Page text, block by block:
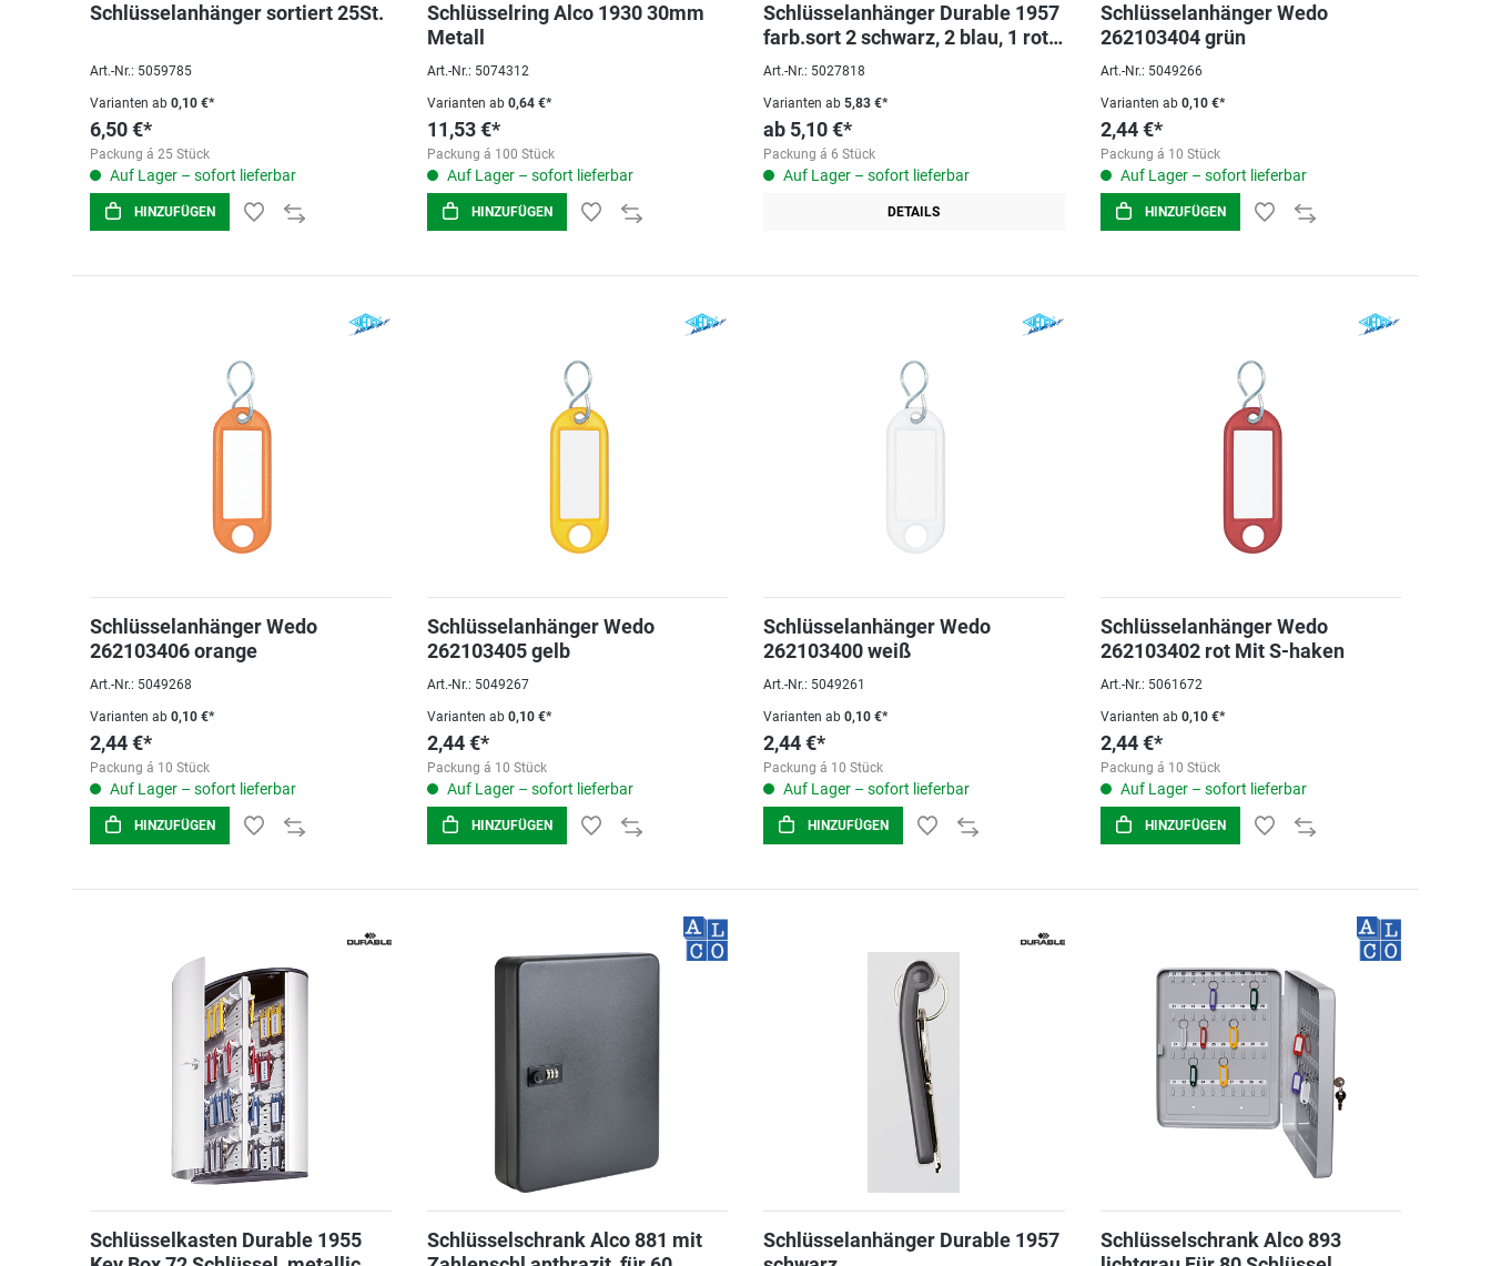
Schlüsselanhänger sortiert 25St.
Art.-Nr.: 5059785
Varianten ab 0,10 €*
6,50 €*
Packung á 25 Stück
Auf Lager – sofort lieferbar
HINZUFÜGEN
Schlüsselring Alco 1930 30mm
Metall
Art.-Nr.: 5074312
Varianten ab0,64 €*
11,53 €*
Packung á 100 Stück
Auf Lager – sofort lieferbar
HINZUFÜGEN
Schlüsselanhänger Durable 1957
farb.sort 2 schwarz, 2 blau, 1 rot,
1 gelb
Art.-Nr.: 5027818
Varianten ab 5,83 €*
ab 5,10 €*
Packung á 6 Stück
Auf Lager – sofort lieferbar
DETAILS
Schlüsselanhänger Wedo
262103404 grün
Art.-Nr.: 5049266
Varianten ab0,10 €*
2,44 €*
Packung á 10 Stück
Auf Lager – sofort lieferbar
HINZUFÜGEN
Schlüsselanhänger Wedo
262103406 orange
Art.-Nr.: 5049268
Varianten ab 0,10 €*
2,44 €*
Packung á 10 Stück
Auf Lager – sofort lieferbar
HINZUFÜGEN
Schlüsselanhänger Wedo
262103405 gelb
Art.-Nr.: 5049267
Varianten ab0,10 €*
2,44 €*
Packung á 10 Stück
Auf Lager – sofort lieferbar
HINZUFÜGEN
Schlüsselanhänger Wedo
262103400 weiß
Art.-Nr.: 5049261
Varianten ab 0,10 €*
2,44 €*
Packung á 10 Stück
Auf Lager – sofort lieferbar
HINZUFÜGEN
Schlüsselanhänger Wedo
262103402 rot Mit S-haken
Art.-Nr.: 5061672
Varianten ab0,10 €*
2,44 €*
Packung á 10 Stück
Auf Lager – sofort lieferbar
HINZUFÜGEN
Schlüsselkasten Durable 1955
Schlüsselschrank Alco 881 mit
Schlüsselanhänger Durable 1957
Schlüsselschrank Alco 893